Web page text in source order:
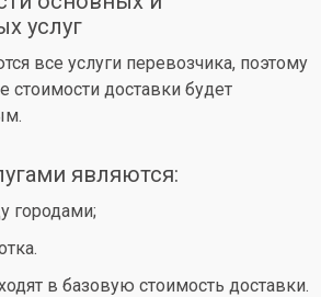
услуг
все услуги перевозчика, поэтому
стоимости доставки будет
являются:
городами;
в базовую стоимость доставки.